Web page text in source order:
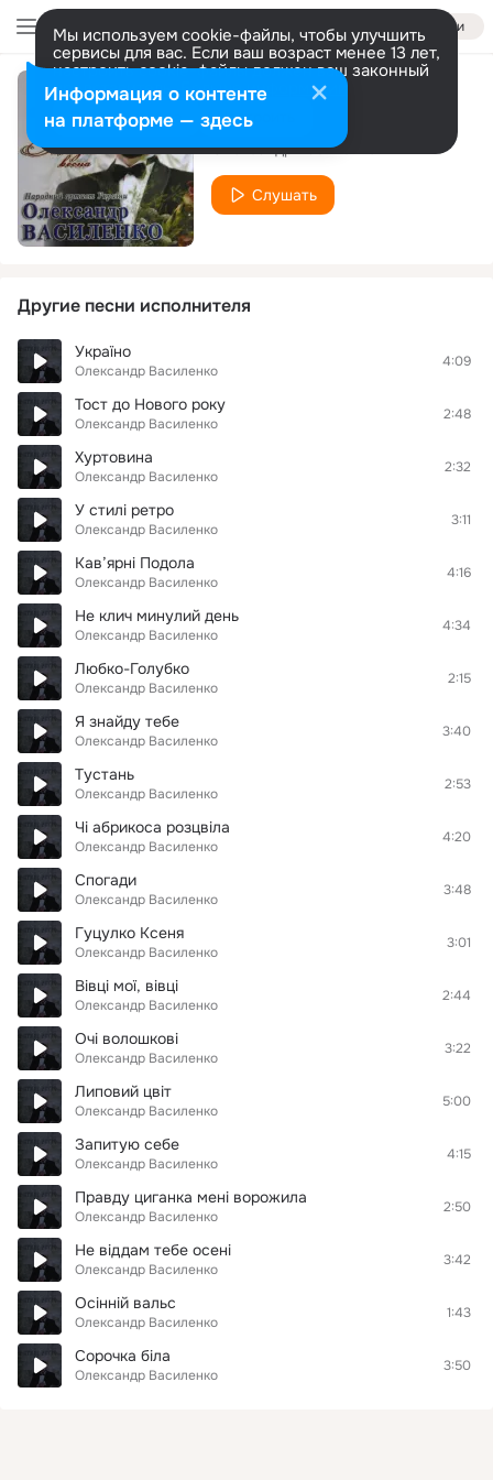
Войти
Мы используем cookie-файлы, чтобы улучшить
сервисы для вас. Если ваш возраст менее 13 лет,
настроить cookie-файлы должен ваш законный
представитель. Больше информации
Разрешить все Настроить
Осипається цвіт
Олександр Василенко
Слушать
Другие песни исполнителя
Україно
Олександр Василенко
4:09
Тост до Нового року
Олександр Василенко
2:48
Хуртовина
Олександр Василенко
2:32
У стилі ретро
Олександр Василенко
3:11
Кав’ярні Подола
Олександр Василенко
4:16
Не клич минулий день
Олександр Василенко
4:34
Любко-Голубко
Олександр Василенко
2:15
Я знайду тебе
Олександр Василенко
3:40
Тустань
Олександр Василенко
2:53
Чі абрикоса розцвіла
Олександр Василенко
4:20
Спогади
Олександр Василенко
3:48
Гуцулко Ксеня
Олександр Василенко
3:01
Вівці мої, вівці
Олександр Василенко
2:44
Очі волошкові
Олександр Василенко
3:22
Липовий цвіт
Олександр Василенко
5:00
Запитую себе
Олександр Василенко
4:15
Правду циганка мені ворожила
Олександр Василенко
2:50
Не віддам тебе осені
Олександр Василенко
3:42
Осінній вальс
Олександр Василенко
1:43
Сорочка біла
Олександр Василенко
3:50
Информация о контенте
на платформе — здесь